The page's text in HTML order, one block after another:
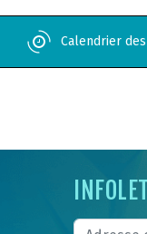
Calendrier